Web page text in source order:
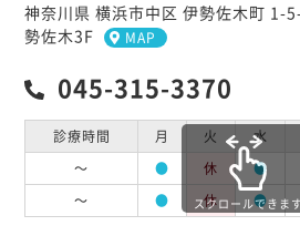
神奈川県 横浜市中区 伊勢佐木町
勢佐木3F
MAP
045-315-3370
診療時間 月 火 水
～
● 休 ●
～
● 休 ●
スクロールできま